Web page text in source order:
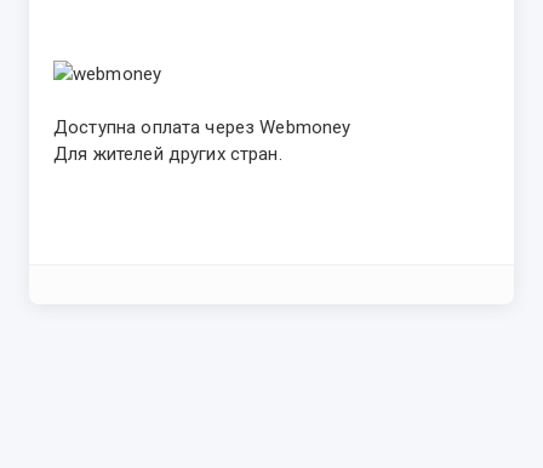
Доступна оплата через Webmoney
Для жителей других стран.